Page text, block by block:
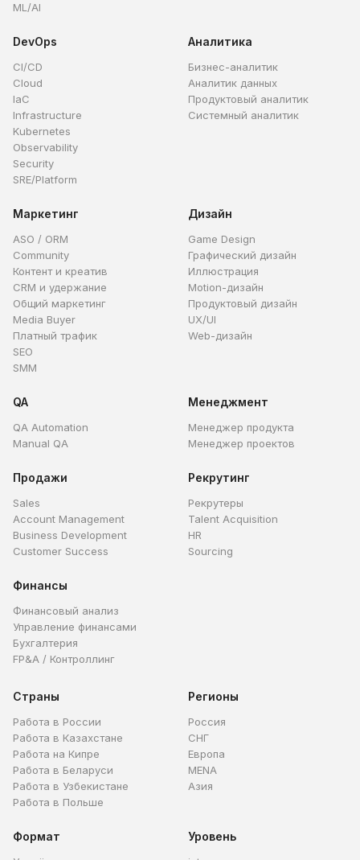
ML/AI
DevOps
CI/CD
Cloud
IaC
Infrastructure
Kubernetes
Observability
Security
SRE/Platform
Аналитика
Бизнес-аналитик
Аналитик данных
Продуктовый аналитик
Системный аналитик
Маркетинг
ASO / ORM
Community
Контент и креатив
CRM и удержание
Общий маркетинг
Media Buyer
Платный трафик
SEO
SMM
Дизайн
Game Design
Графический дизайн
Иллюстрация
Motion-дизайн
Продуктовый дизайн
UX/UI
Web-дизайн
QA
QA Automation
Manual QA
Менеджмент
Менеджер продукта
Менеджер проектов
Продажи
Sales
Account Management
Business Development
Customer Success
Рекрутинг
Рекрутеры
Talent Acquisition
HR
Sourcing
Финансы
Финансовый анализ
Управление финансами
Бухгалтерия
FP&A / Контроллинг
Страны
Работа в России
Работа в Казахстане
Работа на Кипре
Работа в Беларуси
Работа в Узбекистане
Работа в Польше
Регионы
Россия
СНГ
Европа
MENA
Азия
Формат Уровень